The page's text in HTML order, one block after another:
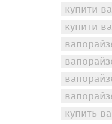
купити
купити
купить